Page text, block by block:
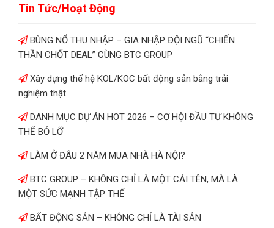
Tin Tức/Hoạt Động
BÙNG NỔ THU NHẬP – GIA NHẬP ĐỘI NGŨ “CHIẾN
THẦN CHỐT DEAL” CÙNG BTC GROUP
Xây dựng thế hệ KOL/KOC bất động sản bằng trải
nghiệm thật
DANH MỤC DỰ ÁN HOT 2026 – CƠ HỘI ĐẦU TƯ KHÔNG
THỂ BỎ LỠ
LÀM Ở ĐÂU 2 NĂM MUA NHÀ HÀ NỘI?
BTC GROUP – KHÔNG CHỈ LÀ MỘT CÁI TÊN, MÀ LÀ
MỘT SỨC MẠNH TẬP THỂ
BẤT ĐỘNG SẢN – KHÔNG CHỈ LÀ TÀI SẢN